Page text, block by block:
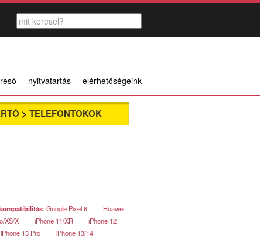
nyitvatartás elérhetőségeink
> TELEFONTOKOK
: Google Pixel 6
Huawei
XS/X iPhone 11/XR
iPhone 12
iPhone 13 Pro
iPhone 13/14